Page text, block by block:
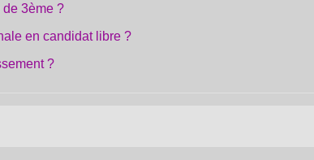
3ème ?
en candidat libre ?
?